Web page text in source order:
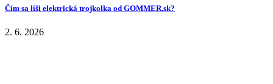
Čím sa líši elektrická trojkolka od GOMMER.sk?
2. 6. 2026